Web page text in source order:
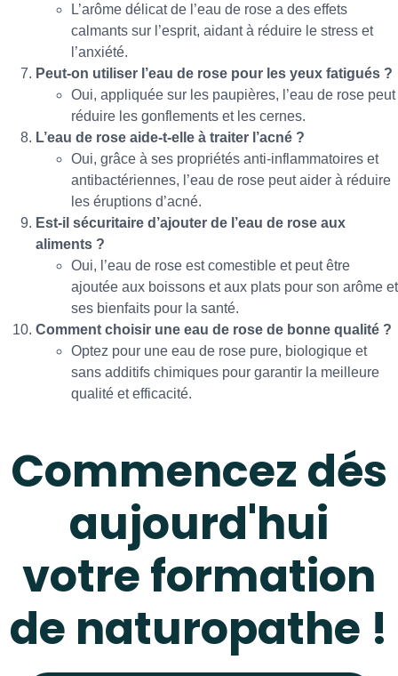
L’arôme délicat de l’eau de rose a des effets
calmants sur l’esprit, aidant à réduire le stress et
l’anxiété.
Peut-on utiliser l’eau de rose pour les yeux fatigués ?
Oui, appliquée sur les paupières, l’eau de rose peut
réduire les gonflements et les cernes.
L’eau de rose aide-t-elle à traiter l’acné ?
Oui, grâce à ses propriétés anti-inflammatoires et
antibactériennes, l’eau de rose peut aider à réduire
les éruptions d’acné.
Est-il sécuritaire d’ajouter de l’eau de rose aux
aliments ?
Oui, l’eau de rose est comestible et peut être
ajoutée aux boissons et aux plats pour son arôme et
ses bienfaits pour la santé.
Comment choisir une eau de rose de bonne qualité ?
Optez pour une eau de rose pure, biologique et
sans additifs chimiques pour garantir la meilleure
qualité et efficacité.
Commencez dés
aujourd'hui
votre formation
de naturopathe !